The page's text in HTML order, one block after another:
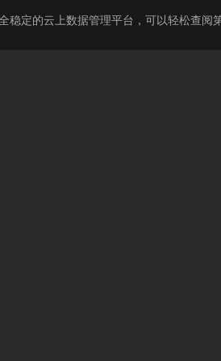
稳定的云上数据管理平台，可以轻松查阅